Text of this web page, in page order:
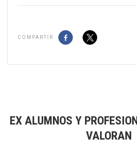
COMPARTIR
EX ALUMNOS Y
VALORAN